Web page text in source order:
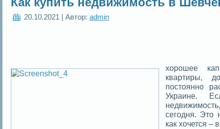
20.10.2021 | Автор: admin
хорошее
квартиры,
постоянно
Украине.
сегодня. Это
как хочется –